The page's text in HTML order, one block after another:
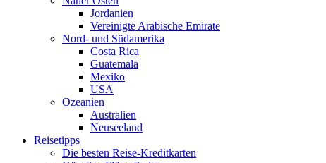
Jordanien
Vereinigte Arabische Emirate
Nord- und Südamerika
Costa Rica
Guatemala
Mexiko
USA
Ozeanien
Australien
Neuseeland
Reisetipps
Die besten Reise-Kreditkarten